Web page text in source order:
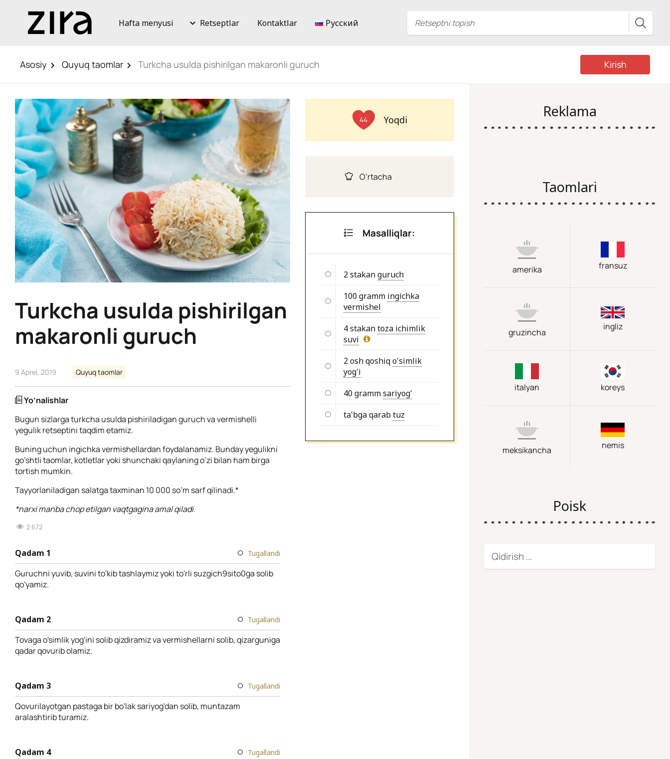
Hafta menyusi Retseptlar Kontaktlar Русский
Asosiy Quyuq taomlar Turkcha usulda pishirilgan makaronli guruch Kirish
Turkcha usulda pishirilgan
makaronli guruch
9 Aprel, 2019 Quyuq taomlar
Yo’nalishlar
Bugun sizlarga turkcha usulda pishiriladigan guruch va vermishelli
yegulik retseptini taqdim etamiz.
Buning uchun ingichka vermishellardan foydalanamiz. Bunday yegulikni
go’shtli taomlar, kotletlar yoki shunchaki qaylaning o’zi bilan ham birga
tortish mumkin.
Tayyorlaniladigan salatga taxminan 10 000 so’m sarf qilinadi.*
*narxi manba chop etilgan vaqtgagina amal qiladi.
2 672
Qadam 1 Tugallandi
Guruchni yuvib, suvini to'kib tashlaymiz yoki to'rli suzgich9sito0ga solib
qo'yamiz.
Qadam 2 Tugallandi
Tovaga o'simlik yog'ini solib qizdiramiz va vermishellarni solib, qizarguniga
qadar qovurib olamiz.
Qadam 3 Tugallandi
Qovurilayotgan pastaga bir bo'lak sariyog'dan solib, muntazam
aralashtirib turamiz.
Qadam 4 Tugallandi
44 Yoqdi
O’rtacha
Masalliqlar:
2 stakanguruch
100 gramm ingichka
vermishel
4 stakantoza ichimlik
suvi
2 osh qoshiqo'simlik
yog'i
40 grammsariyog'
ta'bga qarabtuz
Reklama
Taomlari
amerika fransuz
gruzincha
ingliz
italyan koreys
meksikancha nemis
Poisk